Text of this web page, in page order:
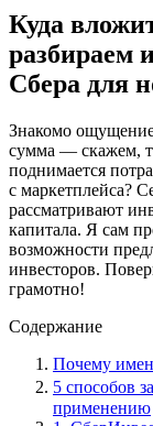
Куда
разбираем
Сбера для
Знакомо ощущение,
сумма — скажем,
поднимается
с маркетплейса?
рассматривают
капитала. Я сам
возможности
инвесторов.
грамотно!
Содержание
Почему
5 способов
применению